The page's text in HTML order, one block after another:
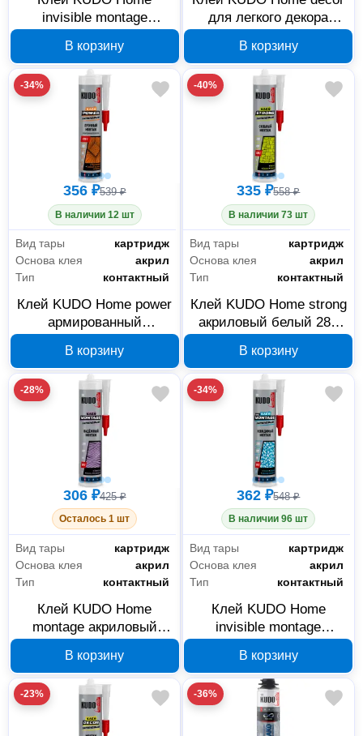
invisible montage
туба 200 мл KBT-320
В корзину
для легкого декора
200 мл KBT-311
В корзину
-34%
356 ₽539 ₽
В наличии 12 шт
Вид тары
картридж
Основа клея
акрил
Тип
контактный
Клей KUDO Home power
армированный
белый 280 мл KBK-351
В корзину
-40%
335 ₽558 ₽
В наличии 73 шт
Вид тары
картридж
Основа клея
акрил
Тип
контактный
Клей KUDO Home strong
акриловый белый 280
В корзину
-28%
306 ₽425 ₽
Осталось 1 шт
Вид тары
картридж
Основа клея
акрил
Тип
контактный
Клей KUDO Home
montage акриловый
В корзину
-34%
362 ₽548 ₽
В наличии 96 шт
Вид тары
картридж
Основа клея
акрил
Тип
контактный
Клей KUDO Home
invisible montage
280 мл KBK-320
В корзину
-23% -36%